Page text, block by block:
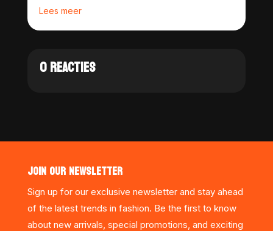
Lees meer
0 REACTIES
JOIN OUR NEWSLETTER
Sign up for our exclusive newsletter and stay ahead
of the latest trends in fashion. Be the first to know
about new arrivals, special promotions, and exciting